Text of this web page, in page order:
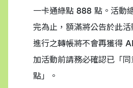
一卡通綠點 888 點。活動
完為止，額滿將公告於此
進行之轉帳將不會再獲得
加活動前請務必確認已「
點」。